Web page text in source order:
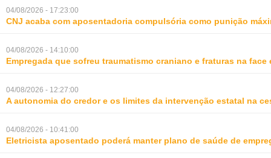
04/08/2026 - 17:23:00
CNJ acaba com aposentadoria compulsória como punição
04/08/2026 - 14:10:00
Empregada que sofreu traumatismo craniano e fraturas na
04/08/2026 - 12:27:00
A autonomia do credor e os limites da intervenção estatal na
04/08/2026 - 10:41:00
Eletricista aposentado poderá manter plano de saúde de